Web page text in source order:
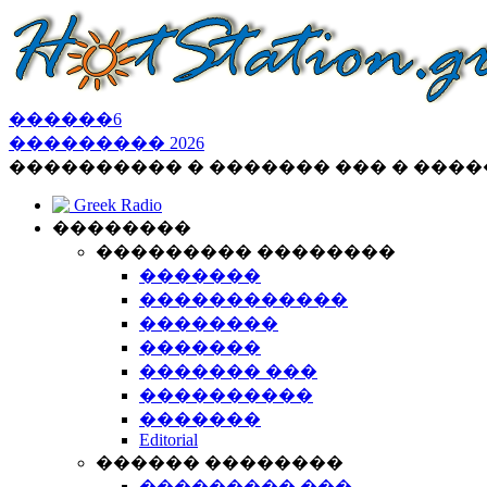
������6
��������� 2026
���������� � ������� ��� �
Greek Radio
��������
��������� ��������
�������
������������
��������
�������
������� ���
����������
�������
Editorial
������ ��������